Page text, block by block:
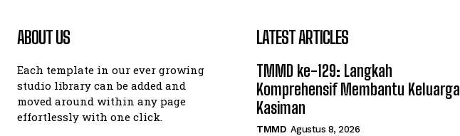
ABOUT US
Each template in our ever growing
studio library can be added and
moved around within any page
effortlessly with one click.
LATEST ARTICLES
TMMD ke-129: Langkah
Komprehensif Membantu Keluarga
Kasiman
TMMD Agustus 8, 2026